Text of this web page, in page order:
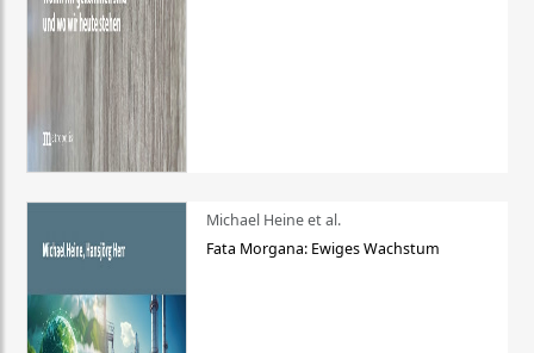
Michael Heine et al.
Fata Morgana: Ewiges Wachstum